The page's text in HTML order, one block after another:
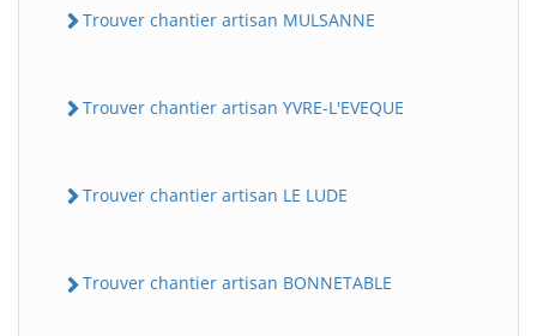
Trouver chantier artisan MULSANNE
Trouver chantier artisan YVRE-L'EVEQUE
Trouver chantier artisan LE LUDE
Trouver chantier artisan BONNETABLE